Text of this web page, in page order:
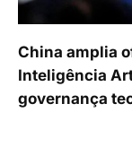
China amplia
Inteligência
governança